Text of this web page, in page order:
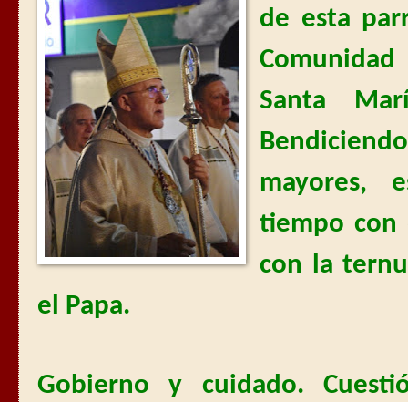
de esta
Santa
mayores,
tiempo con
con la
el Papa.
Gobierno y cuidado.